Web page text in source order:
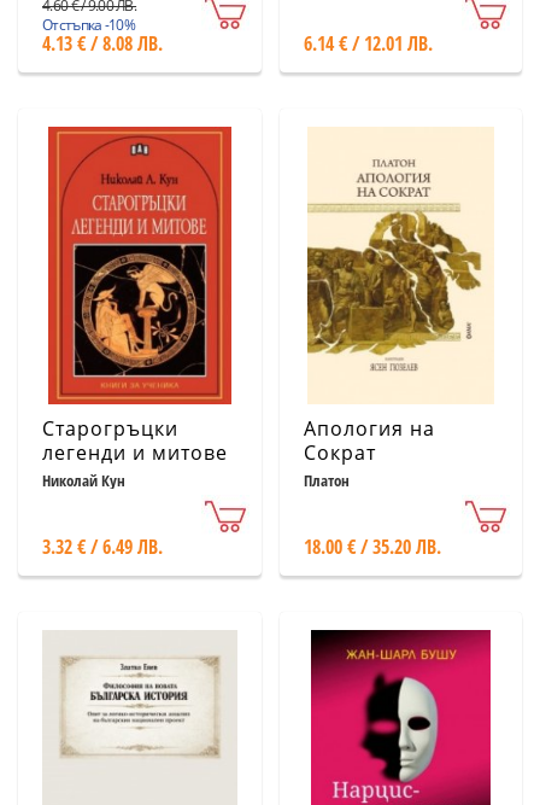
фината моторика
при децата в
предучилищна
4.60 € / 9.00 ЛВ.
Отстъпка -10%
4.13 € / 8.08 ЛВ. 6.14 € / 12.01 ЛВ.
Старогръцки
легенди и митове
Николай Кун
3.32 € / 6.49 ЛВ.
Апология на
Сократ
Платон
18.00 € / 35.20 ЛВ.